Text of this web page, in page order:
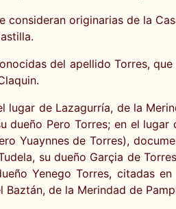
consideran originarias de la
del apellido Torres,
lugar de Lazagurría, de la
dueño Pero Torres; en el
Yuaynnes de Torres),
su dueño Garçia de
Yenego Torres, citadas
Baztán, de la Merindad de